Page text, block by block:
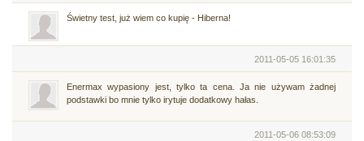
Świetny test, już wiem co kupię - Hiberna!
2011-05-05 16:01:35
Enermax wypasiony jest, tylko ta cena. Ja nie używam żadnej
podstawki bo mnie tylko irytuje dodatkowy hałas.
2011-05-06 08:53:09